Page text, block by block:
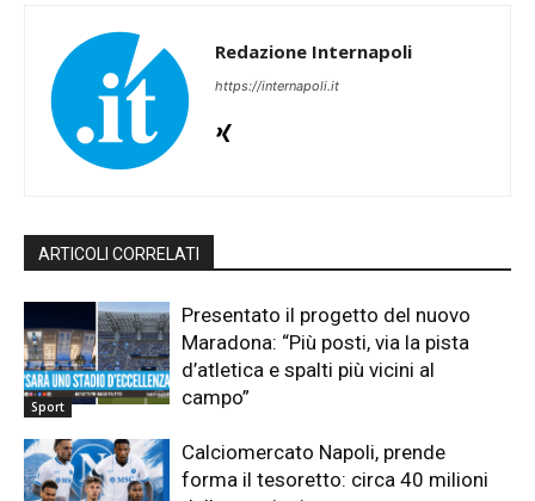
Redazione Internapoli
https://internapoli.it
ARTICOLI CORRELATI
Sport
Presentato il progetto del nuovo
Maradona: “Più posti, via la pista
d’atletica e spalti più vicini al
campo”
Calciomercato Napoli, prende
forma il tesoretto: circa 40 milioni